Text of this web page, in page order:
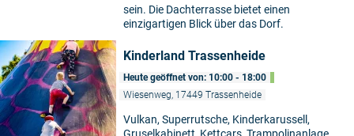
sein. Die Dachterrasse bietet einen
einzigartigen Blick über das Dorf.
Kinderland Trassenheide
Heute geöffnet von: 10:00 - 18:00
Wiesenweg, 17449 Trassenheide
Vulkan, Superrutsche, Kinderkarussell,
Gruselkabinett, Kettcars, Trampolinanlage,